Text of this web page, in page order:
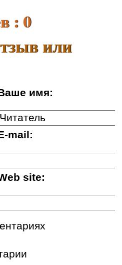
: 0
или
имя:
mail:
site: